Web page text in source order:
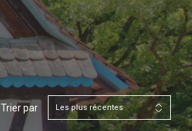
Trier par Les plus récentes